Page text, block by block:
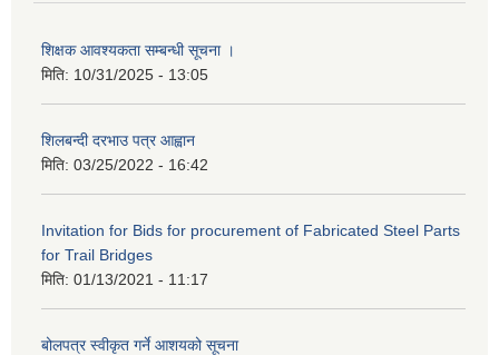
शिक्षक आवश्यकता सम्बन्धी सूचना ।
मिति: 10/31/2025 - 13:05
शिलबन्दी दरभाउ पत्र आह्वान
मिति: 03/25/2022 - 16:42
Invitation for Bids for procurement of Fabricated Steel Parts
for Trail Bridges
मिति: 01/13/2021 - 11:17
बोलपत्र स्वीकृत गर्ने आशयको सूचना